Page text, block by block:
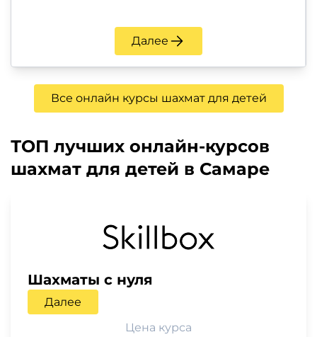
Далее
Все онлайн курсы шахмат для детей
ТОП лучших онлайн-курсов
шахмат для детей в Самаре
Шахматы с нуля
Далее
Цена курса